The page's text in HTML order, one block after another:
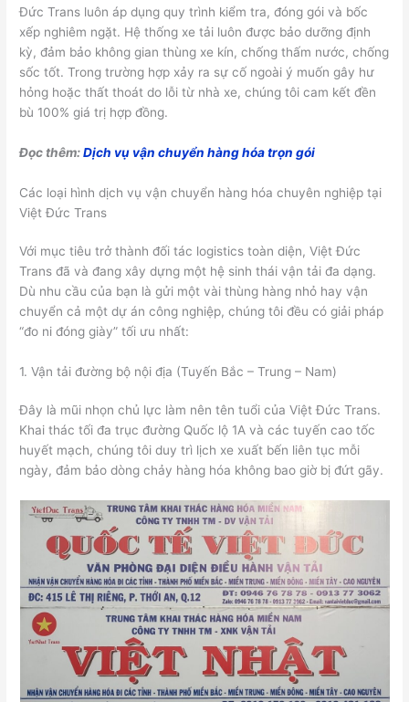
Đức Trans luôn áp dụng quy trình kiểm tra, đóng gói và bốc
xếp nghiêm ngặt. Hệ thống xe tải luôn được bảo dưỡng định
kỳ, đảm bảo không gian thùng xe kín, chống thấm nước, chống
sốc tốt. Trong trường hợp xảy ra sự cố ngoài ý muốn gây hư
hỏng hoặc thất thoát do lỗi từ nhà xe, chúng tôi cam kết đền
bù 100% giá trị hợp đồng.
Đọc thêm:Dịch vụ vận chuyển hàng hóa trọn gói
Các loại hình dịch vụ vận chuyển hàng hóa chuyên nghiệp tại
Việt Đức Trans
Với mục tiêu trở thành đối tác logistics toàn diện, Việt Đức
Trans đã và đang xây dựng một hệ sinh thái vận tải đa dạng.
Dù nhu cầu của bạn là gửi một vài thùng hàng nhỏ hay vận
chuyển cả một dự án công nghiệp, chúng tôi đều có giải pháp
“đo ni đóng giày” tối ưu nhất:
1. Vận tải đường bộ nội địa (Tuyến Bắc – Trung – Nam)
Đây là mũi nhọn chủ lực làm nên tên tuổi của Việt Đức Trans.
Khai thác tối đa trục đường Quốc lộ 1A và các tuyến cao tốc
huyết mạch, chúng tôi duy trì lịch xe xuất bến liên tục mỗi
ngày, đảm bảo dòng chảy hàng hóa không bao giờ bị đứt gãy.